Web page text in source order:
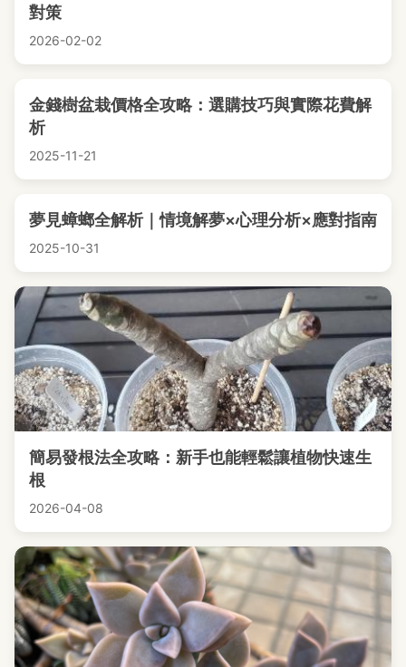
對策
2026-02-02
金錢樹盆栽價格全攻略：選購技巧與實際花費解
析
2025-11-21
夢見蟑螂全解析｜情境解夢×心理分析×應對指南
2025-10-31
簡易發根法全攻略：新手也能輕鬆讓植物快速生
根
2026-04-08